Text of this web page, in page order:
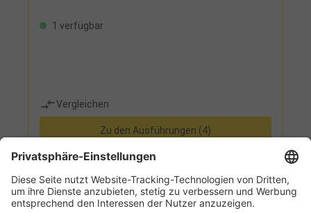
1 verfügbar
Vergleichen
Zu den Ausführungen (4)